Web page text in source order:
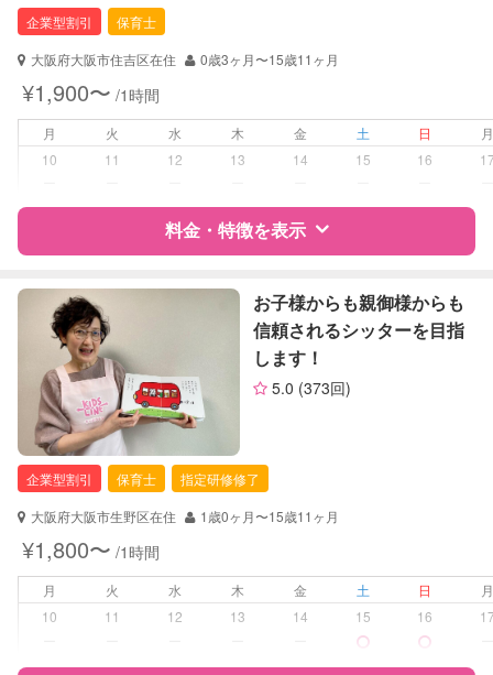
対応可能/特徴
送迎サポート
病児対応 病児、病後児、ともに不可
障がい児対応 対応可否は個別に相談
レッスン なし
定期予約
お子様の撮影
（定期特典）
対応可能
企業型割引
保育士
大阪府大阪市住吉区在住
0歳3ヶ月〜15歳11ヶ月
¥1,900〜 /1時間
月 火 水 木 金 土 日
10
11 12 13 14 15 16
料金・特徴を表示
特徴 料金 レビュー
サポートの特徴
資格
企業型割引対象(旧内閣府補助対象)
保育士
幼稚園教諭
外国語対応
病児、病後児、ともに不可
お子様からも親御様からも
信頼されるシッターを目指
します！
5.0 (373回)
企業型割引 保育士
指定研修修了
大阪府大阪市生野区在住
1歳0ヶ月〜15歳11ヶ月
¥1,800〜 /1時間
月 火 水 木 金 土 日
10
11 12 13 14 15 16